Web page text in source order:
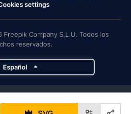
settings
Company S.L.U. Todos los
reservados.
Español